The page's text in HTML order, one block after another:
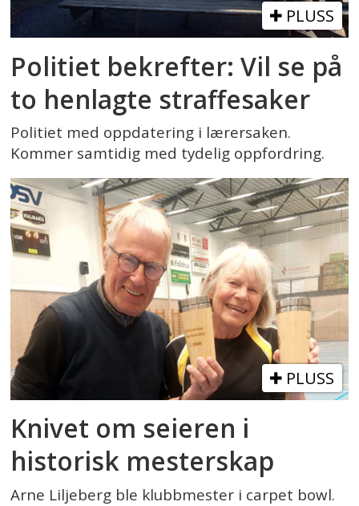
PLUSS
Politiet bekrefter: Vil se på
to henlagte straffesaker
Politiet med oppdatering i lærersaken.
Kommer samtidig med tydelig oppfordring.
PLUSS
Knivet om seieren i
historisk mesterskap
Arne Liljeberg ble klubbmester i carpet bowl.